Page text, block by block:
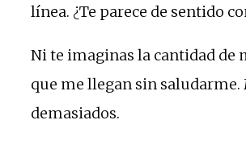
línea. ¿Te parece de sentido
Ni te imaginas la cantidad de
que me llegan sin saludarme.
demasiados.